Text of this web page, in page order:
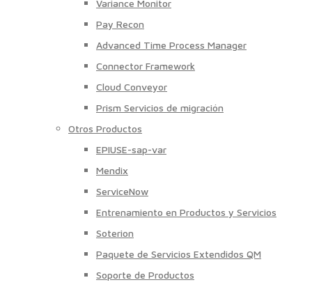
Variance Monitor
Pay Recon
Advanced Time Process Manager
Connector Framework
Cloud Conveyor
Prism Servicios de migración
Otros Productos
EPIUSE-sap-var
Mendix
ServiceNow
Entrenamiento en Productos y Servicios
Soterion
Paquete de Servicios Extendidos QM
Soporte de Productos